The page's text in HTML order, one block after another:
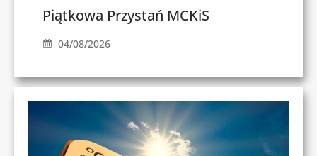
Piątkowa Przystań MCKiS
04/08/2026